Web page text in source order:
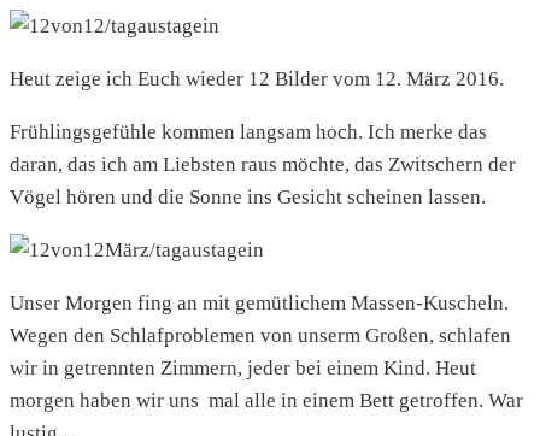
Heut zeige ich Euch wieder 12 Bilder vom 12. März 2016.
Frühlingsgefühle kommen langsam hoch. Ich merke das
daran, das ich am Liebsten raus möchte, das Zwitschern der
Vögel hören und die Sonne ins Gesicht scheinen lassen.
Unser Morgen fing an mit gemütlichem Massen-Kuscheln.
Wegen den Schlafproblemen von unserm Großen, schlafen
wir in getrennten Zimmern, jeder bei einem Kind. Heut
morgen haben wir uns mal alle in einem Bett getroffen. War